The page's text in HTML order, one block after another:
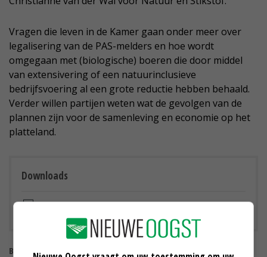
Vragen die leven in de Kamer gaan onder meer over
legalisering van de PAS-melders en hoe wordt
omgegaan met (biologische) boeren die door middel
van extensivering of een natuurinclusieve
bedrijfsvoering al een grote reductie hebben behaald.
Verder willen partijen weten wat de gevolgen van de
plannen zijn voor de samenleving en economie op het
platteland.
Downloads
Landkaart stikstofreductiedoelen
Bekijk meer over: